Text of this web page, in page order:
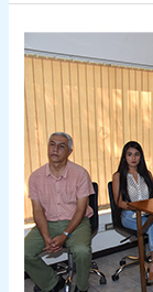
Programa
PROCAI
y
DAE
se
reúnen
con
nuevos
jefes
de